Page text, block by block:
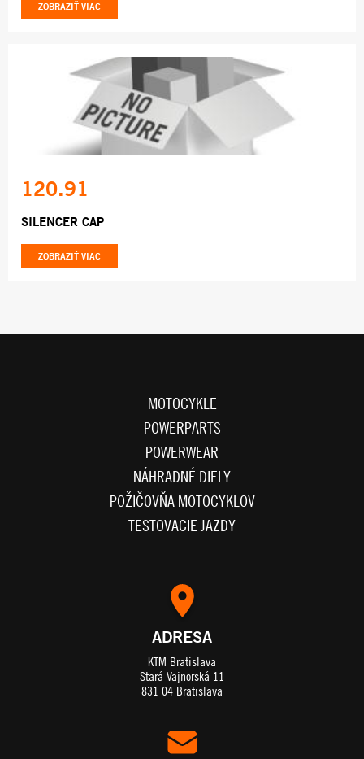
ZOBRAZIŤ VIAC
120.91
SILENCER CAP
ZOBRAZIŤ VIAC
MOTOCYKLE
POWERPARTS
POWERWEAR
NÁHRADNÉ DIELY
POŽIČOVŇA MOTOCYKLOV
TESTOVACIE JAZDY
ADRESA
KTM Bratislava
Stará Vajnorská 11
831 04 Bratislava